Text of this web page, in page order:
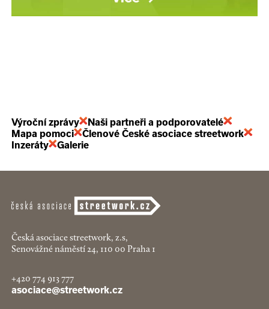
Výroční zprávy
Naši partneři a podporovatelé
Mapa pomoci
Členové České asociace streetwork
Inzeráty
Galerie
Česká asociace streetwork, z.s,
Senovážné náměstí 24, 110 00 Praha 1
+420 774 913 777
asociace@streetwork.cz